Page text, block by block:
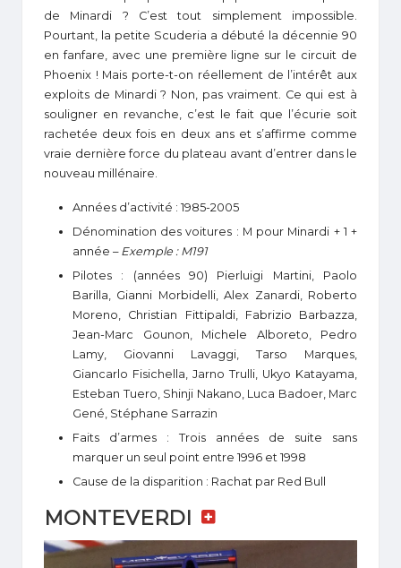
de Minardi ? C’est tout simplement impossible.
Pourtant, la petite Scuderia a débuté la décennie 90
en fanfare, avec une première ligne sur le circuit de
Phoenix ! Mais porte-t-on réellement de l’intérêt aux
exploits de Minardi ? Non, pas vraiment. Ce qui est à
souligner en revanche, c’est le fait que l’écurie soit
rachetée deux fois en deux ans et s’affirme comme
vraie dernière force du plateau avant d’entrer dans le
nouveau millénaire.
Années d’activité : 1985-2005
Dénomination des voitures : M pour Minardi + 1 +
année – Exemple : M191
Pilotes : (années 90) Pierluigi Martini, Paolo
Barilla, Gianni Morbidelli, Alex Zanardi, Roberto
Moreno, Christian Fittipaldi, Fabrizio Barbazza,
Jean-Marc Gounon, Michele Alboreto, Pedro
Lamy, Giovanni Lavaggi, Tarso Marques,
Giancarlo Fisichella, Jarno Trulli, Ukyo Katayama,
Esteban Tuero, Shinji Nakano, Luca Badoer, Marc
Gené, Stéphane Sarrazin
Faits d’armes : Trois années de suite sans
marquer un seul point entre 1996 et 1998
Cause de la disparition : Rachat par Red Bull
MONTEVERDI